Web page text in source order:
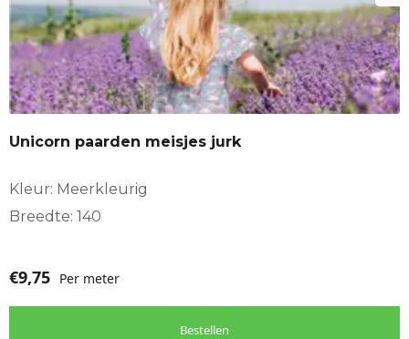
Unicorn paarden meisjes jurk
Kleur: Meerkleurig
Breedte: 140
€9,75 Per meter
Bestellen